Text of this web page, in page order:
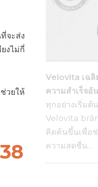
จะส่ง
งไม่กี่
วยให้
Velovita เฉ
ความสำเร็จอั
ทุกอย่างเริ่มต้
Velovita
คิดค้นขึ้นเพื่อ
ความสดชื่น…